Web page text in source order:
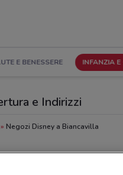
E BENESSERE INFANZIA E
e Indirizzi
Negozi Disney a Biancavilla